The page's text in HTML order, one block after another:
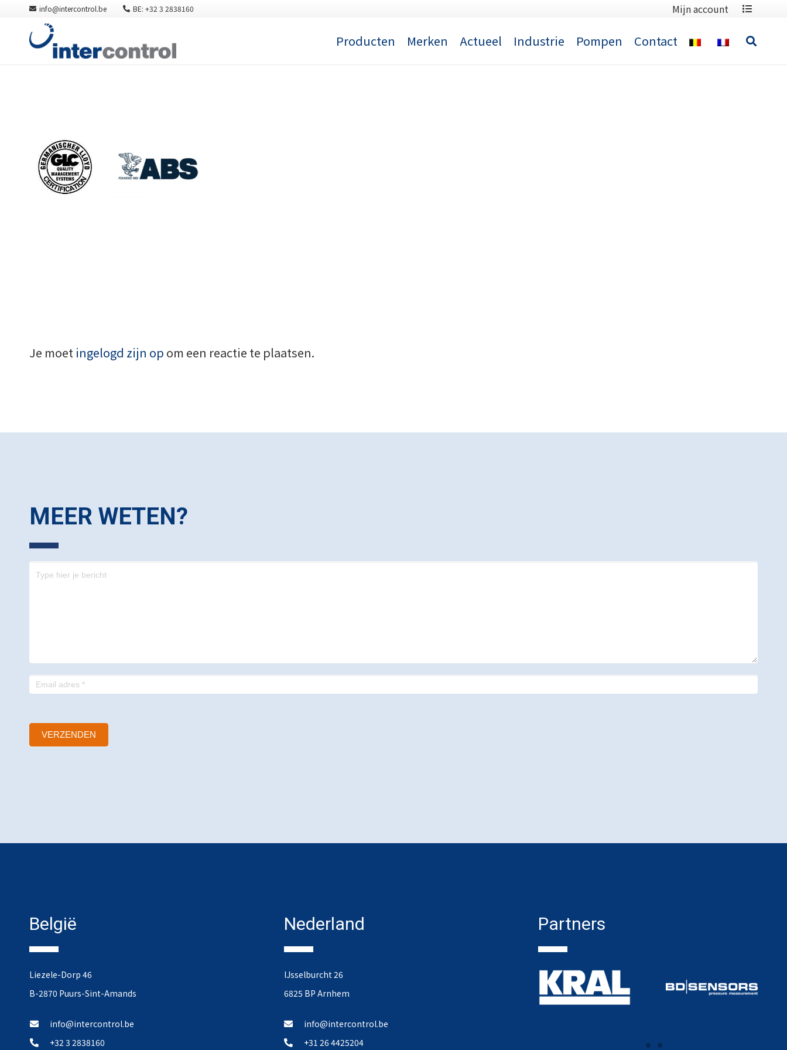
info@intercontrol.be BE: +32 3 2838160 Mijn account
Producten Merken Actueel Industrie Pompen Contact
Je moet ingelogd zijn op om een reactie te plaatsen.
MEER WETEN?
Contact
VERZENDEN
België
Liezele-Dorp 46
B-2870 Puurs-Sint-Amands
info@intercontrol.be
+32 3 2838160
Nederland
IJsselburcht 26
6825 BP Arnhem
info@intercontrol.be
+31 26 4425204
Partners